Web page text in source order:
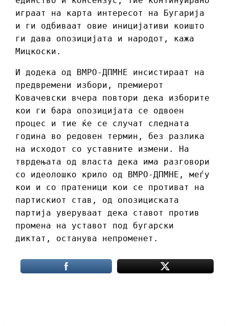
играат на карта интересот на Бугарија
и ги одбиваат овие иницијативи коишто
ги дава опозицијата и народот, кажа
Мицкоски.
И додека од ВМРО-ДПМНЕ инсистираат на
предвремени избори, премиерот
Ковачевски вчера повтори дека изборите
кои ги бара опозицијата се одвоен
процес и тие ќе се случат следната
година во редовен термин, без разлика
на исходот со уставните измени. На
тврдењата од власта дека има разговори
со идеолошко крило од ВМРО-ДПМНЕ, меѓу
кои и со пратеници кои се противат на
партискиот став, од опозициската
партија уверуваат дека ставот против
промена на уставот под бугарски
диктат, останува непроменет.